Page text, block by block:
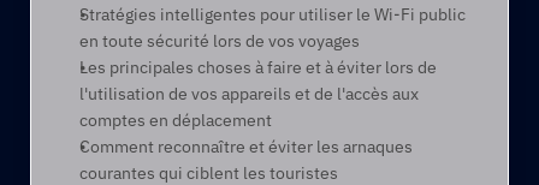
Stratégies intelligentes pour utiliser le Wi-Fi public
en toute sécurité lors de vos voyages
Les principales choses à faire et à éviter lors de
l'utilisation de vos appareils et de l'accès aux
comptes en déplacement
Comment reconnaître et éviter les arnaques
courantes qui ciblent les touristes